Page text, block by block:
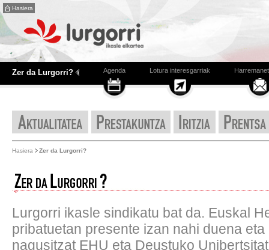
Hasiera
Zer da Lurgorri? Agenda Lotura interesgarriak
Hasiera Zer da Lurgorri?
Lurgorri ikasle sindikatu bat da. Euskal
pribatuetan presente izan nahi duena
nagusitzat EHU eta Deustuko